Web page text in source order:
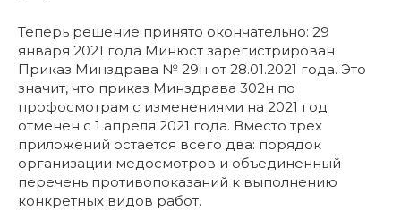
Теперь решение принято окончательно: 29
января 2021 года Минюст зарегистрирован
Приказ Минздрава № 29н от 28.01.2021 года. Это
значит, что приказ Минздрава 302н по
профосмотрам с изменениями на 2021 год
отменен с 1 апреля 2021 года. Вместо трех
приложений остается всего два: порядок
организации медосмотров и объединенный
перечень противопоказаний к выполнению
конкретных видов работ.